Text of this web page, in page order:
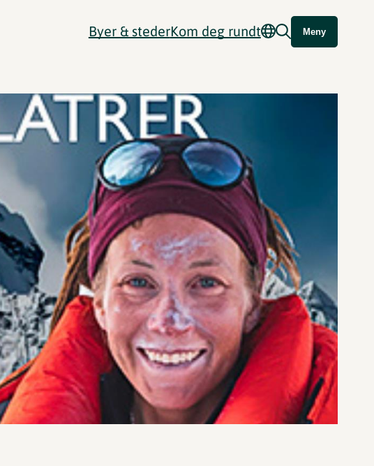
Byer & stederKom deg rundt Meny